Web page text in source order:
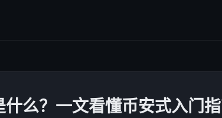
么？一文看懂币安式入门